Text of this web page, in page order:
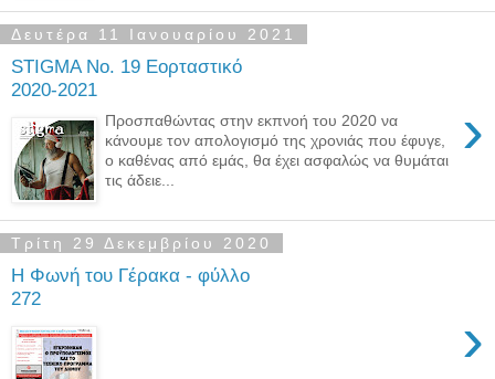
Δευτέρα 11 Ιανουαρίου 2021
STIGMA No. 19 Εορταστικό
2020-2021
›
Προσπαθώντας στην εκπνοή του 2020 να
κάνουμε τον απολογισμό της χρονιάς που έφυγε,
ο καθένας από εμάς, θα έχει ασφαλώς να θυμάται
τις άδειε...
Τρίτη 29 Δεκεμβρίου 2020
Η Φωνή του Γέρακα - φύλλο
272
›